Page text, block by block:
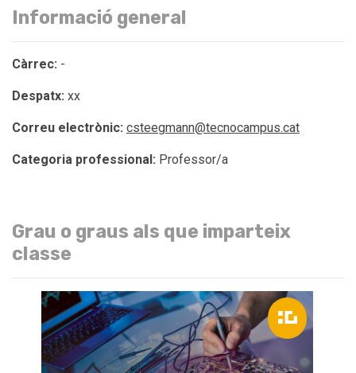
Informació general
Càrrec: -
Despatx: xx
Correu electrònic: csteegmann@tecnocampus.cat
Categoria professional: Professor/a
Grau o graus als que imparteix
classe